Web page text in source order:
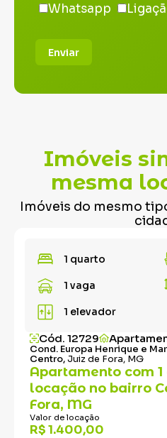
Whatsapp
Enviar
Imóveis
mesma
Imóveis do mesmo
1 quarto
1 vaga
1 elevador
Cód. 12729
Cond. Europa Henrique e
Centro,Juiz de Fora, MG
Apartamento com
locação no bairro
Fora, MG
Valor de locação
R$ 1.400,00